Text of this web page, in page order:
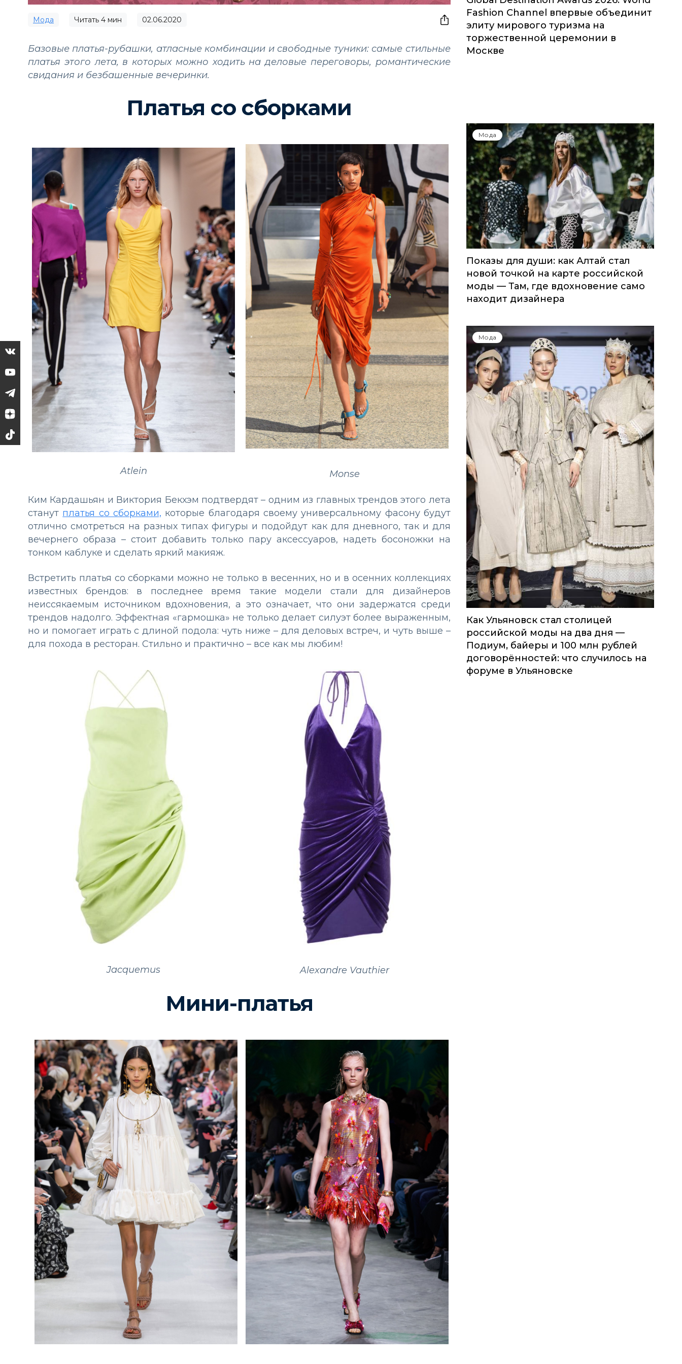
Мода Читать 4 мин 02.06.2020
Базовые платья-рубашки, атласные комбинации и свободные туники: самые стильные
платья этого лета, в которых можно ходить на деловые переговоры, романтические
свидания и безбашенные вечеринки.
Платья со сборками
Atlein Monse
Ким Кардашьян и Виктория Бекхэм подтвердят – одним из главных трендов этого лета
станут платья со сборками, которые благодаря своему универсальному фасону будут
отлично смотреться на разных типах фигуры и подойдут как для дневного, так и для
вечернего образа – стоит добавить только пару аксессуаров, надеть босоножки на
тонком каблуке и сделать яркий макияж.
Встретить платья со сборками можно не только в весенних, но и в осенних коллекциях
известных брендов: в последнее время такие модели стали для дизайнеров
неиссякаемым источником вдохновения, а это означает, что они задержатся среди
трендов надолго. Эффектная «гармошка» не только делает силуэт более выраженным,
но и помогает играть с длиной подола: чуть ниже – для деловых встреч, и чуть выше –
для похода в ресторан. Стильно и практично – все как мы любим!
Jacquemus Alexandre Vauthier
Мини-платья
Fashion Channel впервые объединит
элиту мирового туризма на
торжественной церемонии в
Москве
Мода
Показы для души: как Алтай стал
новой точкой на карте российской
моды — Там, где вдохновение само
находит дизайнера
Мода
Как Ульяновск стал столицей
российской моды на два дня —
Подиум, байеры и 100 млн рублей
договорённостей: что случилось на
форуме в Ульяновске